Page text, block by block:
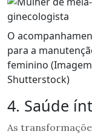
O
para a
feminino
Shutterstock)
4. Saúde
As